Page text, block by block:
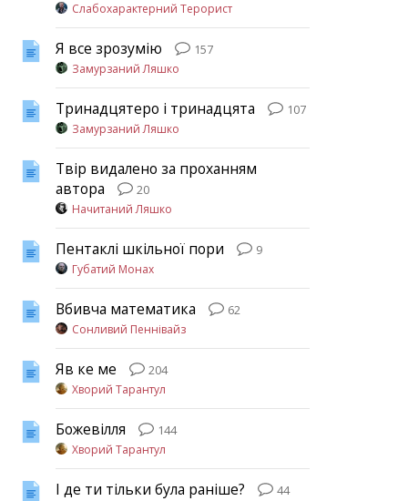
Слабохарактерний Терорист
Я все зрозумію
157
Замурзаний Ляшко
Тринадцятеро і тринадцята
107
Замурзаний Ляшко
Твір видалено за проханням
автора
20
Начитаний Ляшко
Пентаклі шкільної пори
9
Губатий Монах
Вбивча математика
62
Сонливий Пеннівайз
Яв ке ме
204
Хворий Тарантул
Божевілля
144
Хворий Тарантул
І де ти тільки була раніше?
44